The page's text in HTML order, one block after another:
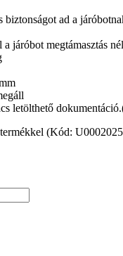
biztonságot ad a
járóbot megtámasztás
letölthető
(Kód: